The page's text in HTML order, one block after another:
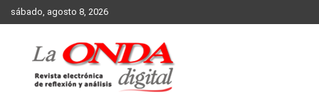
Skip
to
sábado, agosto 8, 2026